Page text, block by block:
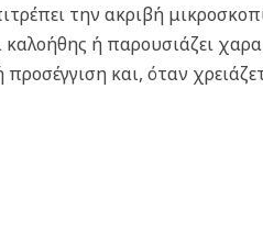
την ακριβή
ή παρουσιάζει
και, όταν